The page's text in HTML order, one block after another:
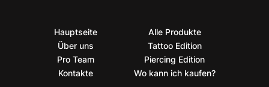
Hauptseite
Über uns
Pro Team
Kontakte
Alle Produkte
Tattoo Edition
Piercing Edition
Wo kann ich kaufen?